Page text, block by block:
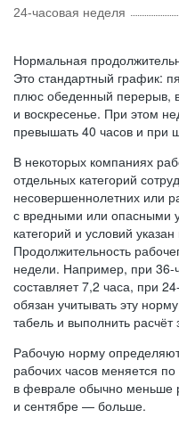
24-часовая неделя
Нормальная
Это стандартный график:
плюс обеденный перерыв,
и воскресенье. При этом
превышать 40 часов и при
В некоторых компаниях
отдельных категорий
несовершеннолетних или
с вредными или опасными
категорий и условий указан
Продолжительность
недели. Например, при 36-
составляет 7,2 часа, при
обязан учитывать эту
табель и выполнить расчёт
Рабочую норму
рабочих часов меняется
в феврале обычно меньше
и сентябре — больше.